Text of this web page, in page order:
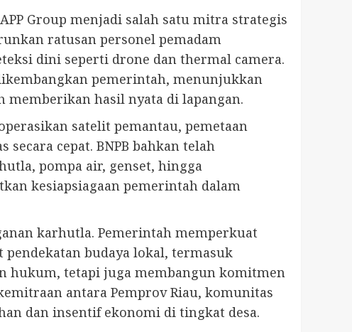
Group menjadi salah satu mitra strategis
ratusan personel pemadam
dini seperti drone dan thermal camera.
pemerintah, menunjukkan
memberikan hasil nyata di lapangan.
satelit pemantau, pemetaan
cepat. BNPB bahkan telah
pompa air, genset, hingga
kesiapsiagaan pemerintah dalam
karhutla. Pemerintah memperkuat
budaya lokal, termasuk
hukum, tetapi juga membangun komitmen
antara Pemprov Riau, komunitas
dan insentif ekonomi di tingkat desa.